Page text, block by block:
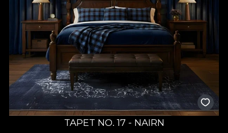
TAPET NO. 17 - NAIRN